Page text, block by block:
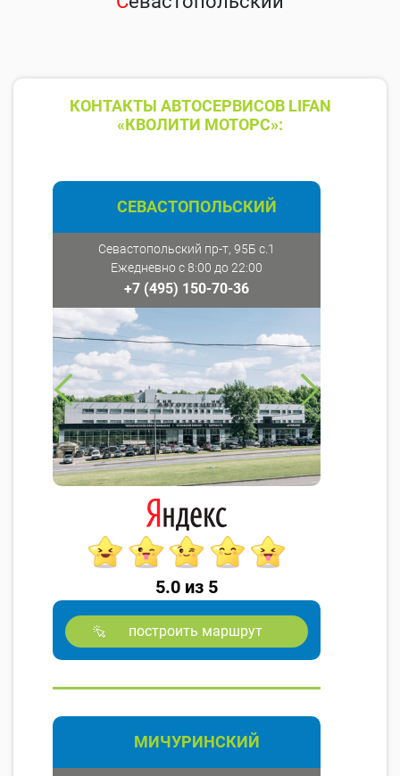
КОНТАКТЫ АВТОСЕРВИСОВ LIFAN
«КВОЛИТИ МОТОРС»:
СЕВАСТОПОЛЬСКИЙ
Севастопольский пр-т, 95Б с.1
Ежедневно с 8:00 до 22:00
+7 (495) 150-70-36
5.0 из 5
построить маршрут
МИЧУРИНСКИЙ